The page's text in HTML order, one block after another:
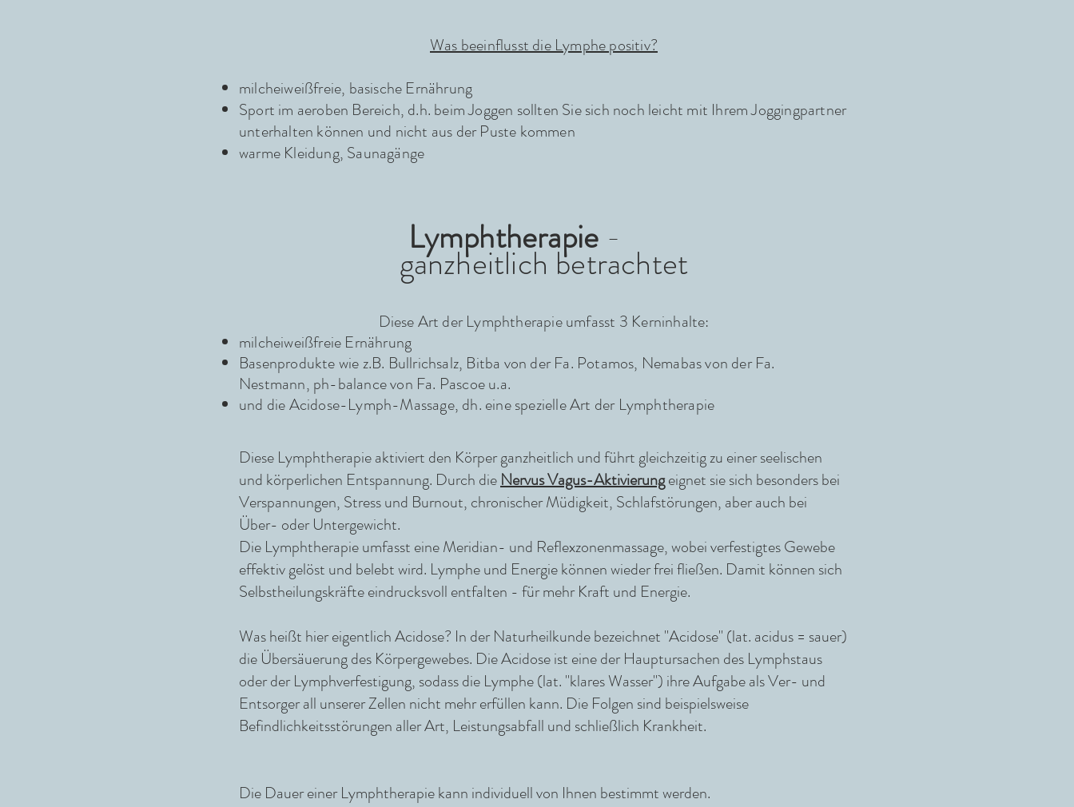
Was beeinflusst die Lymphe positiv?
milcheiweißfreie, basische Ernährung
Sport im aeroben Bereich, d.h. beim Joggen sollten Sie sich noch leicht mit Ihrem Joggingpartner
unterhalten können und nicht aus der Puste kommen
warme Kleidung, Saunagänge
Lymphtherapie -
ganzheitlich betrachtet
Diese Art der Lymphtherapie umfasst 3 Kerninhalte:
milcheiweißfreie Ernährung
Basenprodukte wie z.B. Bullrichsalz, Bitba von der Fa. Potamos, Nemabas von der Fa.
Nestmann, ph-balance von Fa. Pascoe u.a.
und die Acidose-Lymph-Massage, dh. eine spezielle Art der Lymphtherapie
Diese Lymphtherapie aktiviert den Körper ganzheitlich und führt gleichzeitig zu einer seelischen
und körperlichen Entspannung. Durch dieNervus Vagus-Aktivierungeignet siesich besonders bei
Verspannungen, Stress und Burnout, chronischer Müdigkeit, Schlafstörungen, aber auch bei
Über- oder Untergewicht.
Die Lymphtherapie umfasst eine Meridian- und Reflexzonenmassage, wobei verfestigtes Gewebe
effektiv gelöst und belebt wird. Lymphe und Energie können wieder frei fließen. Damit können sich
Selbstheilungskräfte eindrucksvoll entfalten - für mehr Kraft und Energie.
Was heißt hier eigentlich Acidose? In der Naturheilkunde bezeichnet "Acidose" (lat. acidus = sauer)
die Übersäuerung des Körpergewebes. Die Acidose ist eine der Hauptursachen des Lymphstaus
oder der Lymphverfestigung, sodass die Lymphe (lat. "klares Wasser") ihre Aufgabe als Ver- und
Entsorger all unserer Zellen nicht mehr erfüllen kann. Die Folgen sind beispielsweise
Befindlichkeitsstörungen aller Art, Leistungsabfall und schließlich Krankheit.
Die Dauer einer Lymphtherapiekann individuell von Ihnen bestimmt werden.